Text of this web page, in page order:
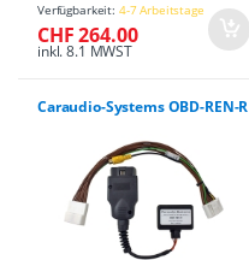
Verfügbarkeit: 4-7 Arbeitstage
CHF 264.00
inkl. 8.1 MWST
Caraudio-Systems OBD-REN-R